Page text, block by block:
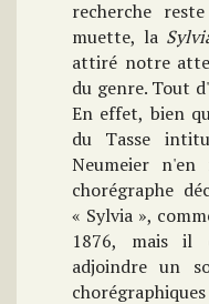
recherche
muette, la
attiré notre
du genre. Tout
En effet, bien
du Tasse
Neumeier
chorégraphe
« Sylvia »,
1876, mais il
adjoindre un